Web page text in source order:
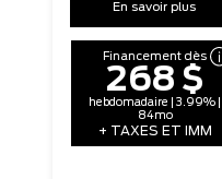
En savoir plus
Financement dès
268 $
hebdomadaire | 3.99% |
84mo
+ TAXES ET IMM